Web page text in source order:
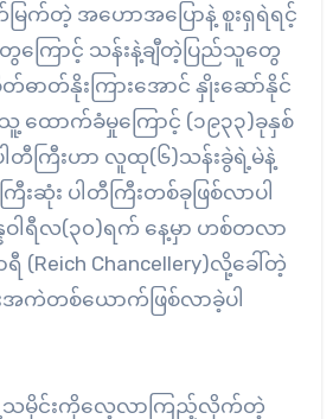
က်တဲ့ အဟောအပြောနဲ့ စူးရှရဲရင့်
ကြောင့် သန်းနဲ့ချီတဲ့ပြည်သူတွေ
ဓာတ်နိုးကြားအောင် နှိုးဆော်နိုင်
ထောက်ခံမှုကြောင့် (၁၉၃၃)ခုနှစ်
ပါတီကြီးဟာ လူထု(၆)သန်းခွဲရဲ့မဲနဲ့
ဆုံး ပါတီကြီးတစ်ခုဖြစ်လာပါ
နဝါရီလ(၃၀)ရက် နေ့မှာ ဟစ်တလာ
(Reich Chancellery)လို့ခေါ်တဲ့
အကဲတစ်ယောက်ဖြစ်လာခဲ့ပါ
မိုင်းကိုလေ့လာကြည့်လိုက်တဲ့